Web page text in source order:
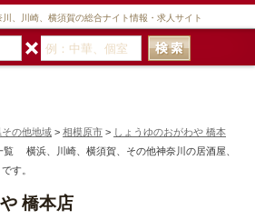
、川崎、横須賀の総合ナイト情報・求人サイト
の他地域 > 相模原市 > しょうゆのおがわや 橋本
覧 横浜、川崎、横須賀、その他神奈川の居酒屋、
す。
橋本店